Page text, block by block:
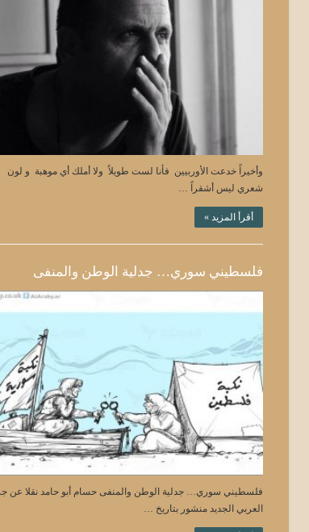
وأخيراً خدعت الأوربيين فأنا لست طويلاً ولا أملك أي موهبة و لون
شعري ليس أشقراً …
أقرأ المزيد »
فلسطيني سوري… جدلية الوطن والمنفى
فلسطيني سوري… جدلية الوطن والمنفى حسام أبو حامد نقلا عن
العربي الجديد منشور بتاريخ …